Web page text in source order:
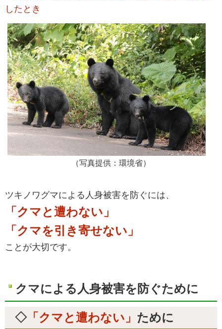
したとき
（写真提供：環境省）
ツキノワグマによる人身被害を防ぐには、
「クマと遭わない」
「クマを引き寄せない」
ことが大切です。
クマによる人身被害を防ぐために
◇「クマと遭わない」 ために